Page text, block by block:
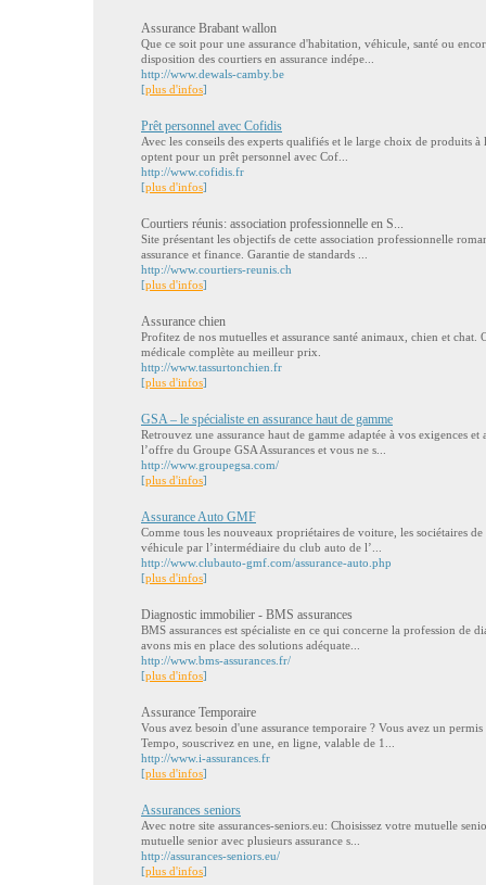
Assurance Brabant wallon
Que ce soit pour une assurance d'habitation, véhicule, santé ou
disposition des courtiers en assurance indépe...
http://www.dewals-camby.be
[plus d'infos]
Prêt personnel avec Cofidis
Avec les conseils des experts qualifiés et le large choix de produits
optent pour un prêt personnel avec Cof...
http://www.cofidis.fr
[plus d'infos]
Courtiers réunis: association professionnelle en S...
Site présentant les objectifs de cette association professionnelle
assurance et finance. Garantie de standards ...
http://www.courtiers-reunis.ch
[plus d'infos]
Assurance chien
Profitez de nos mutuelles et assurance santé animaux, chien et
médicale complète au meilleur prix.
http://www.tassurtonchien.fr
[plus d'infos]
GSA – le spécialiste en assurance haut de gamme
Retrouvez une assurance haut de gamme adaptée à vos exigences
l’offre du Groupe GSA Assurances et vous ne s...
http://www.groupegsa.com/
[plus d'infos]
Assurance Auto GMF
Comme tous les nouveaux propriétaires de voiture, les sociétaires
véhicule par l’intermédiaire du club auto de l’...
http://www.clubauto-gmf.com/assurance-auto.php
[plus d'infos]
Diagnostic immobilier - BMS assurances
BMS assurances est spécialiste en ce qui concerne la profession de
avons mis en place des solutions adéquate...
http://www.bms-assurances.fr/
[plus d'infos]
Assurance Temporaire
Vous avez besoin d'une assurance temporaire ? Vous avez un
Tempo, souscrivez en une, en ligne, valable de 1...
http://www.i-assurances.fr
[plus d'infos]
Assurances seniors
Avec notre site assurances-seniors.eu: Choisissez votre mutuelle
mutuelle senior avec plusieurs assurance s...
http://assurances-seniors.eu/
[plus d'infos]